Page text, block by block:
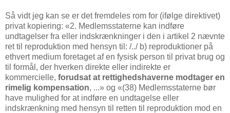
Så vidt jeg kan se er det fremdeles rom for (ifølge direktivet)
privat kopiering: «2. Medlemsstaterne kan indføre
undtagelser fra eller indskrænkninger i den i artikel 2 nævnte
ret til reproduktion med hensyn til: /../ b) reproduktioner på
ethvert medium foretaget af en fysisk person til privat brug og
til formål, der hverken direkte eller indirekte er
kommercielle, forudsat at rettighedshaverne modtager en
rimelig kompensation, ...» og «(38) Medlemsstaterne bør
have mulighed for at indføre en undtagelse eller
indskrænkning med hensyn til retten til reproduktion mod en